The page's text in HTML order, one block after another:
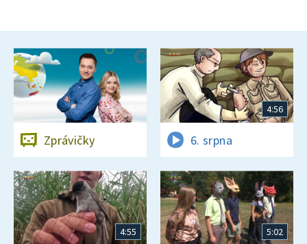
Zprávičky
4:56
6. srpna
4:55 5:02